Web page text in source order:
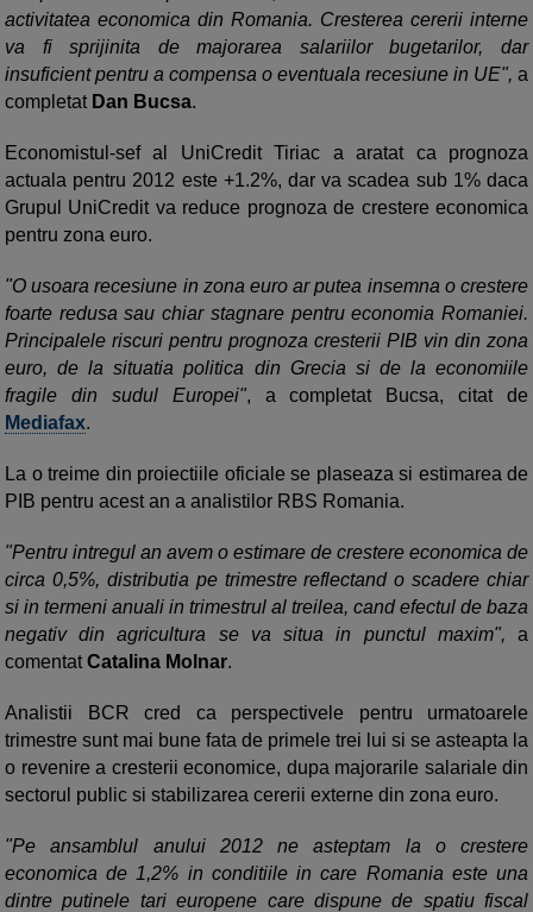
activitatea economica din Romania. Cresterea cererii interne
va fi sprijinita de majorarea salariilor bugetarilor, dar
insuficient pentru a compensa o eventuala recesiune in UE", a
completat Dan Bucsa.
Economistul-sef al UniCredit Tiriac a aratat ca prognoza
actuala pentru 2012 este +1.2%, dar va scadea sub 1% daca
Grupul UniCredit va reduce prognoza de crestere economica
pentru zona euro.
"O usoara recesiune in zona euro ar putea insemna o crestere
foarte redusa sau chiar stagnare pentru economia Romaniei.
Principalele riscuri pentru prognoza cresterii PIB vin din zona
euro, de la situatia politica din Grecia si de la economiile
fragile din sudul Europei", a completat Bucsa, citat de
Mediafax.
La o treime din proiectiile oficiale se plaseaza si estimarea de
PIB pentru acest an a analistilor RBS Romania.
"Pentru intregul an avem o estimare de crestere economica de
circa 0,5%, distributia pe trimestre reflectand o scadere chiar
si in termeni anuali in trimestrul al treilea, cand efectul de baza
negativ din agricultura se va situa in punctul maxim", a
comentatCatalina Molnar.
Analistii BCR cred ca perspectivele pentru urmatoarele
trimestre sunt mai bune fata de primele trei lui si se asteapta la
o revenire a cresterii economice, dupa majorarile salariale din
sectorul public si stabilizarea cererii externe din zona euro.
"Pe ansamblul anului 2012 ne asteptam la o crestere
economica de 1,2% in conditiile in care Romania este una
dintre putinele tari europene care dispune de spatiu fiscal